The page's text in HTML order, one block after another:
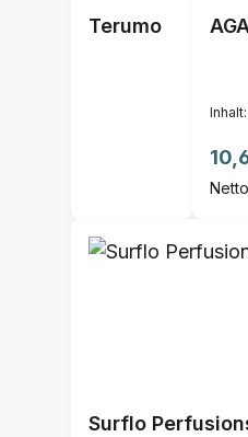
Terumo
Inhalt:
Surflo